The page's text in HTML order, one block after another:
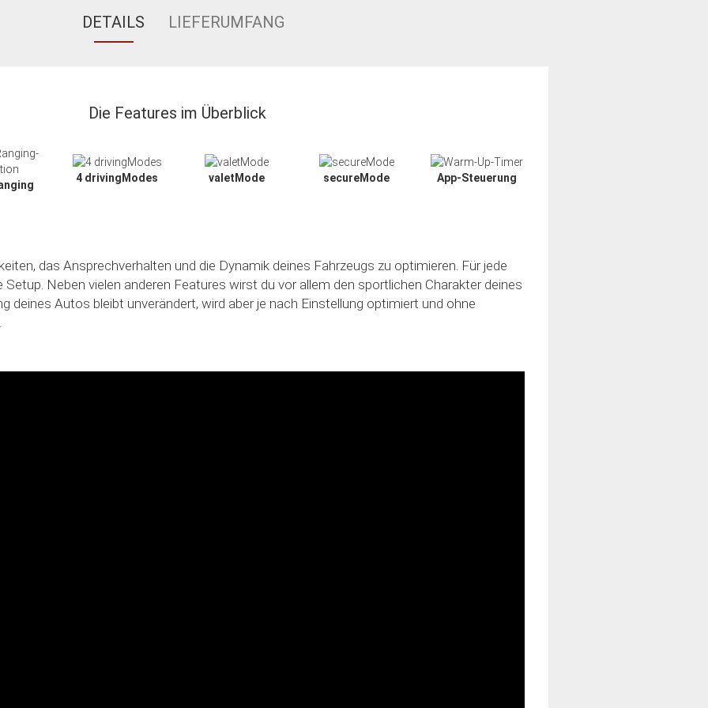
DETAILS LIEFERUMFANG
Die Features im Überblick
4 drivingModes valetMode secureMode App-Steuerung
das Ansprechverhalten und die Dynamik deines Fahrzeugs zu optimieren. Für jede
Neben vielen anderen Features wirst du vor allem den sportlichen Charakter deines
deines Autos bleibt unverändert, wird aber je nach Einstellung optimiert und ohne